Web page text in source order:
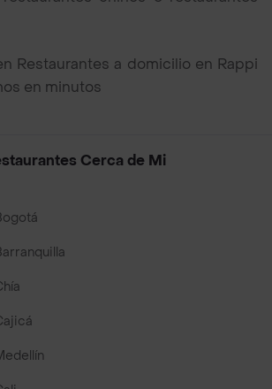
Restaurantes a domicilio en Rappi
en minutos
Cerca de Mi